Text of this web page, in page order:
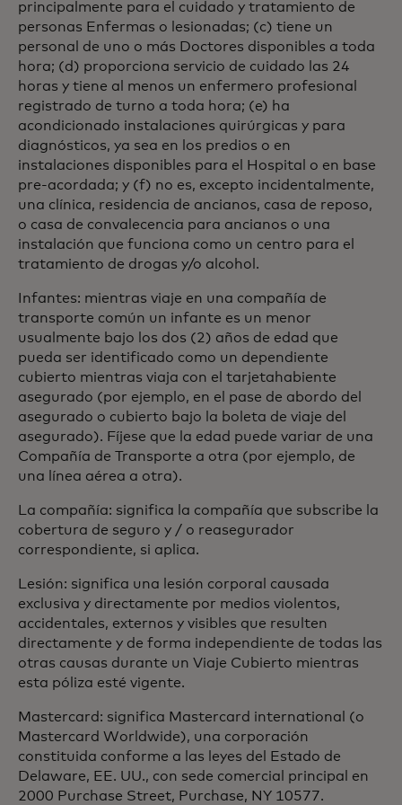
principalmente para el cuidado y tratamiento de
personas Enfermas o lesionadas; (c) tiene un
personal de uno o más Doctores disponibles a toda
hora; (d) proporciona servicio de cuidado las 24
horas y tiene al menos un enfermero profesional
registrado de turno a toda hora; (e) ha
acondicionado instalaciones quirúrgicas y para
diagnósticos, ya sea en los predios o en
instalaciones disponibles para el Hospital o en base
pre-acordada; y (f) no es, excepto incidentalmente,
una clínica, residencia de ancianos, casa de reposo,
o casa de convalecencia para ancianos o una
instalación que funciona como un centro para el
tratamiento de drogas y/o alcohol.
Infantes: mientras viaje en una compañía de
transporte común un infante es un menor
usualmente bajo los dos (2) años de edad que
pueda ser identificado como un dependiente
cubierto mientras viaja con el tarjetahabiente
asegurado (por ejemplo, en el pase de abordo del
asegurado o cubierto bajo la boleta de viaje del
asegurado). Fíjese que la edad puede variar de una
Compañía de Transporte a otra (por ejemplo, de
una línea aérea a otra).
La compañía: significa la compañía que subscribe la
cobertura de seguro y / o reasegurador
correspondiente, si aplica.
Lesión: significa una lesión corporal causada
exclusiva y directamente por medios violentos,
accidentales, externos y visibles que resulten
directamente y de forma independiente de todas las
otras causas durante un Viaje Cubierto mientras
esta póliza esté vigente.
Mastercard: significa Mastercard international (o
Mastercard Worldwide), una corporación
constituida conforme a las leyes del Estado de
Delaware, EE. UU., con sede comercial principal en
2000 Purchase Street, Purchase, NY 10577.